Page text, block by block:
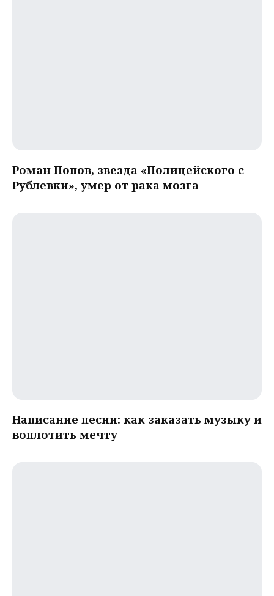
Роман Попов, звезда «Полицейского с
Рублевки», умер от рака мозга
Написание песни: как заказать музыку и
воплотить мечту